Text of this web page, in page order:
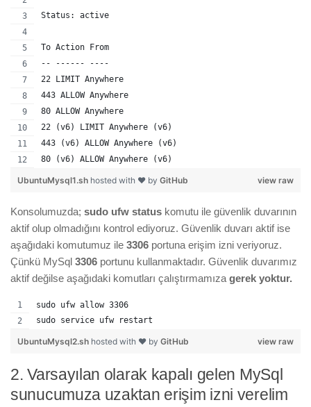
Status: active
To Action From
-- ------ ----
22 LIMIT Anywhere
443 ALLOW Anywhere
80 ALLOW Anywhere
22 (v6) LIMIT Anywhere (v6)
443 (v6) ALLOW Anywhere (v6)
80 (v6) ALLOW Anywhere (v6)
view raw
UbuntuMysql1.sh hosted with ❤ by GitHub
Konsolumuzda; sudo ufw status komutu ile güvenlik duvarının
aktif olup olmadığını kontrol ediyoruz. Güvenlik duvarı aktif ise
aşağıdaki komutumuz ile 3306 portuna erişim izni veriyoruz.
Çünkü MySql 3306 portunu kullanmaktadır. Güvenlik duvarımız
aktif değilse aşağıdaki komutları çalıştırmamıza gerek yoktur.
sudo ufw allow 3306
sudo service ufw restart
view raw
UbuntuMysql2.sh hosted with ❤ by GitHub
2. Varsayılan olarak kapalı gelen MySql
sunucumuza uzaktan erişim izni verelim